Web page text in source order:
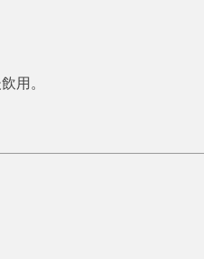
用。